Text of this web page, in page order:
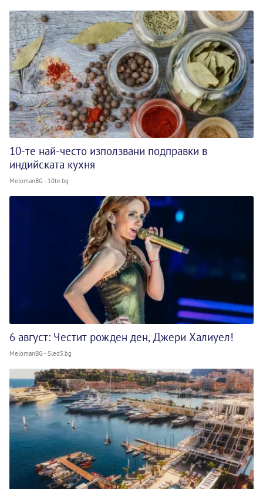
10-те най-често използвани подправки в
индийската кухня
MelomanBG - 10te.bg
6 август: Честит рожден ден, Джери Халиуел!
MelomanBG - Sled5.bg